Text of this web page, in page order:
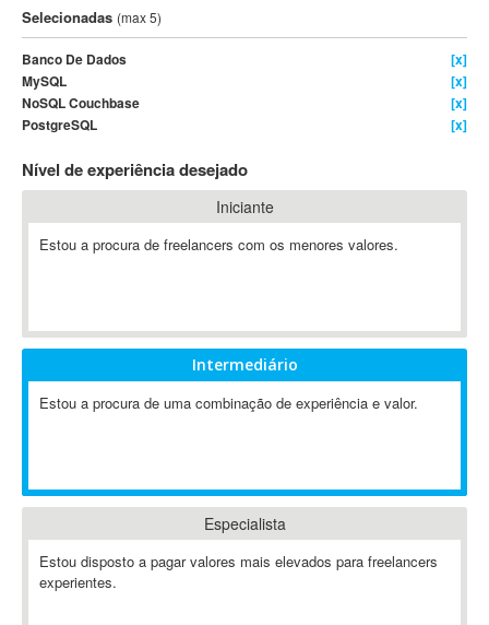
3DS Max
3GSM
4D Dimension
802.11
A&P
A2Billing
Ab Initio
ABIS
AbleCommerce
Ableton
Abstract
Abstract Window Toolkit (AWT)
AC Drives
Selecionadas (max 5)
Banco De Dados
[x]
MySQL
[x]
NoSQL Couchbase
[x]
PostgreSQL
[x]
Nível de experiência desejado
Iniciante
Estou a procura de freelancers com os menores valores.
Intermediário
Estou a procura de uma combinação de experiência e valor.
Especialista
Estou disposto a pagar valores mais elevados para freelancers
experientes.